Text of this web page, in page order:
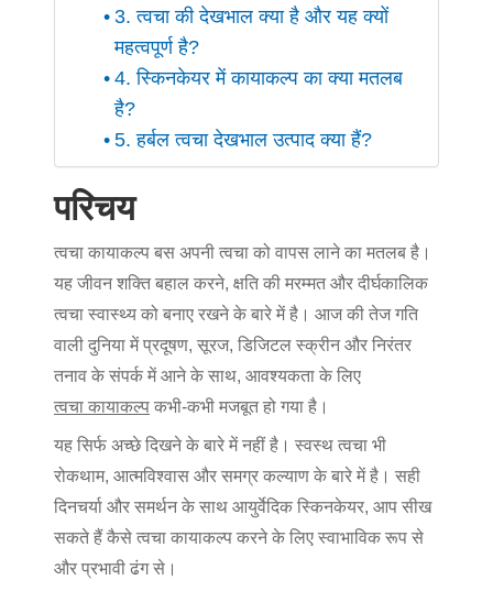
3. त्वचा की देखभाल क्या है और यह क्यों
महत्वपूर्ण है?
4. स्किनकेयर में कायाकल्प का क्या मतलब
है?
5. हर्बल त्वचा देखभाल उत्पाद क्या हैं?
परिचय
त्वचा कायाकल्प बस अपनी त्वचा को वापस लाने का मतलब है।
यह जीवन शक्ति बहाल करने, क्षति की मरम्मत और दीर्घकालिक
त्वचा स्वास्थ्य को बनाए रखने के बारे में है। आज की तेज गति
वाली दुनिया में प्रदूषण, सूरज, डिजिटल स्क्रीन और निरंतर
तनाव के संपर्क में आने के साथ, आवश्यकता के लिए
त्वचा कायाकल्प कभी-कभी मजबूत हो गया है।
यह सिर्फ अच्छे दिखने के बारे में नहीं है। स्वस्थ त्वचा भी
रोकथाम, आत्मविश्वास और समग्र कल्याण के बारे में है। सही
दिनचर्या और समर्थन के साथ आयुर्वेदिक स्किनकेयर, आप सीख
सकते हैं कैसे त्वचा कायाकल्प करने के लिए स्वाभाविक रूप से
और प्रभावी ढंग से।